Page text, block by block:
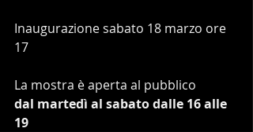
Inaugurazione sabato 18 marzo ore
17
La mostra è aperta al pubblico
dal martedì al sabato dalle 16 alle
19